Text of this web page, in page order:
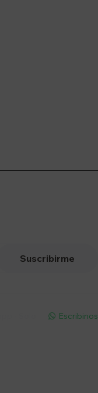
Suscribirme
 Escribinos